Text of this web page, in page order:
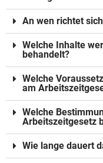
An wen richtet
Welche Inhalte
behandelt?
Welche
am
Welche
Arbeitszeitgesetz
Wie lange dauert